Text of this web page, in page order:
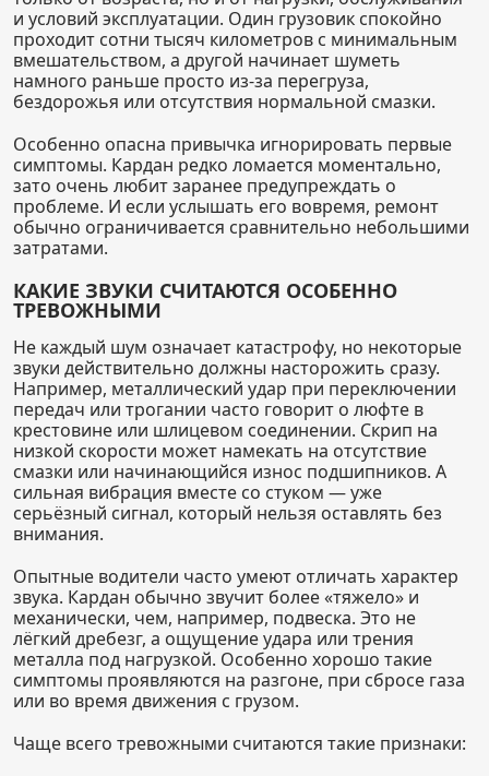
и условий эксплуатации. Один грузовик спокойно
проходит сотни тысяч километров с минимальным
вмешательством, а другой начинает шуметь
намного раньше просто из-за перегруза,
бездорожья или отсутствия нормальной смазки.
Особенно опасна привычка игнорировать первые
симптомы. Кардан редко ломается моментально,
зато очень любит заранее предупреждать о
проблеме. И если услышать его вовремя, ремонт
обычно ограничивается сравнительно небольшими
затратами.
КАКИЕ ЗВУКИ СЧИТАЮТСЯ ОСОБЕННО
ТРЕВОЖНЫМИ
Не каждый шум означает катастрофу, но некоторые
звуки действительно должны насторожить сразу.
Например, металлический удар при переключении
передач или трогании часто говорит о люфте в
крестовине или шлицевом соединении. Скрип на
низкой скорости может намекать на отсутствие
смазки или начинающийся износ подшипников. А
сильная вибрация вместе со стуком — уже
серьёзный сигнал, который нельзя оставлять без
внимания.
Опытные водители часто умеют отличать характер
звука. Кардан обычно звучит более «тяжело» и
механически, чем, например, подвеска. Это не
лёгкий дребезг, а ощущение удара или трения
металла под нагрузкой. Особенно хорошо такие
симптомы проявляются на разгоне, при сбросе газа
или во время движения с грузом.
Чаще всего тревожными считаются такие признаки: